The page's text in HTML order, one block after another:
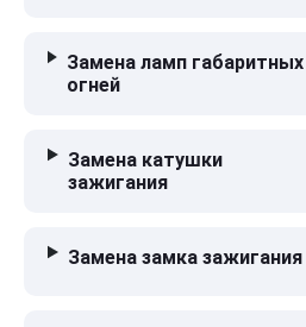
Замена ламп габаритных
огней
Замена катушки
зажигания
Замена замка зажигания